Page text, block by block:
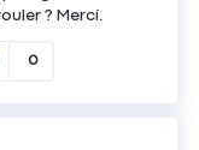
? Merci.
0